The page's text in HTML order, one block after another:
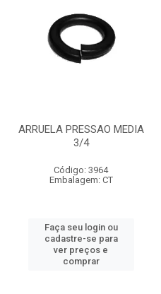
ARRUELA PRESSAO MEDIA
3/4
Código: 3964
Embalagem: CT
Faça seu login ou
cadastre-se para
ver preços e
comprar